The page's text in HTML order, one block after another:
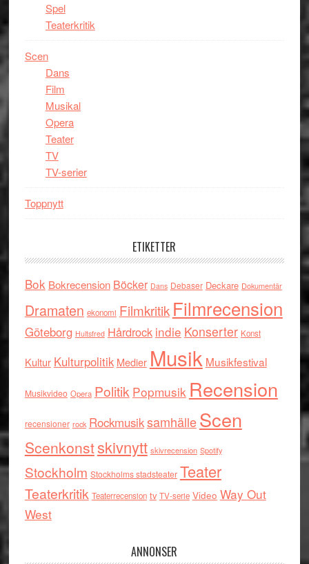
Spel
Teaterkritik
Scen
Dans
Film
Musikal
Opera
Teater
TV
TV-serier
Toppnytt
ETIKETTER
Bok Bokrecension Böcker Dans Debaser Deckare Dokumentär
Dramaten ekonomi Filmkritik Filmrecension
Göteborg Hultsfred Hårdrock indie Konserter Konst
Kultur Kulturpolitik Medier Musik Musikfestival
Musikvideo Opera Politik Popmusik Recension
recensioner rock RockmusiksamhälleScen
Scenkonstskivnytt skivrecension Spotify
Stockholm Stockholms stadsteater Teater
Teaterkritik Teaterrecension tv TV-serie Video Way Out
West
ANNONSER